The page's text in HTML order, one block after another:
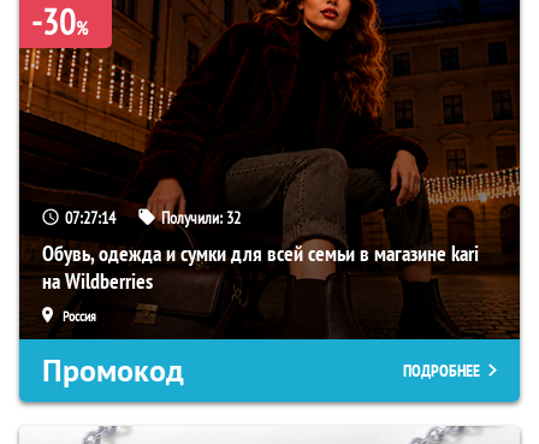
-30%
07:27:13 Получили: 32
Обувь, одежда и сумки для всей семьи в магазине kari
на Wildberries
Россия
Промокод ПОДРОБНЕЕ